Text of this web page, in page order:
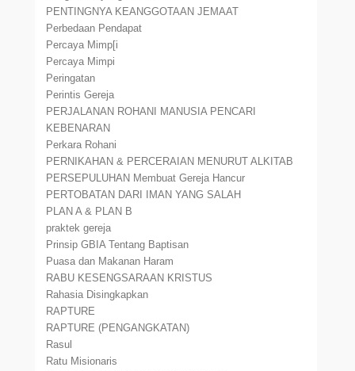
PENTINGNYA KEANGGOTAAN JEMAAT
Perbedaan Pendapat
Percaya Mimp[i
Percaya Mimpi
Peringatan
Perintis Gereja
PERJALANAN ROHANI MANUSIA PENCARI
KEBENARAN
Perkara Rohani
PERNIKAHAN & PERCERAIAN MENURUT ALKITAB
PERSEPULUHAN Membuat Gereja Hancur
PERTOBATAN DARI IMAN YANG SALAH
PLAN A & PLAN B
praktek gereja
Prinsip GBIA Tentang Baptisan
Puasa dan Makanan Haram
RABU KESENGSARAAN KRISTUS
Rahasia Disingkapkan
RAPTURE
RAPTURE (PENGANGKATAN)
Rasul
Ratu Misionaris